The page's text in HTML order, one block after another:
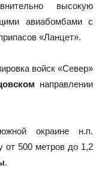
высокую
авиабомбами с
«Ланцет».
войск «Север»
направлении
окраине н.п.
от 500 метров до 1,2
.